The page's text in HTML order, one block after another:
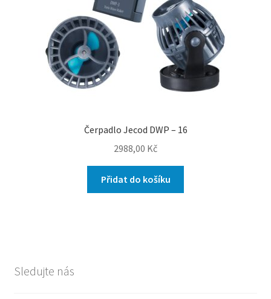
Čerpadlo Jecod DWP – 16
2988,00 Kč
Přidat do košíku
Sledujte nás